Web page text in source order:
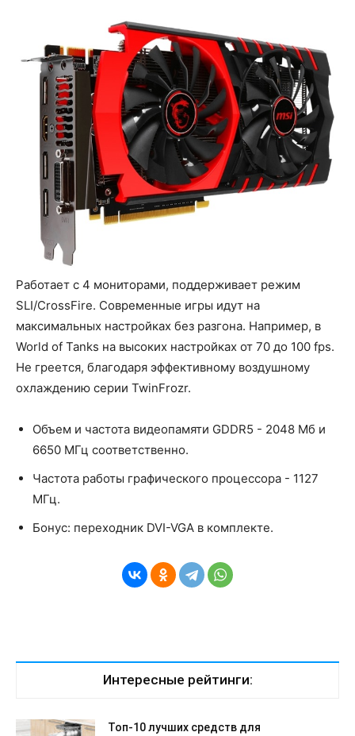
Работает с 4 мониторами, поддерживает режим
SLI/CrossFire. Современные игры идут на
максимальных настройках без разгона. Например, в
World of Tanks на высоких настройках от 70 до 100 fps.
Не греется, благодаря эффективному воздушному
охлаждению серии TwinFrozr.
Объем и частота видеопамяти GDDR5 - 2048 Мб и
6650 МГц соответственно.
Частота работы графического процессора - 1127
МГц.
Бонус: переходник DVI-VGA в комплекте.
Интересные рейтинги:
Топ-10 лучших средств для